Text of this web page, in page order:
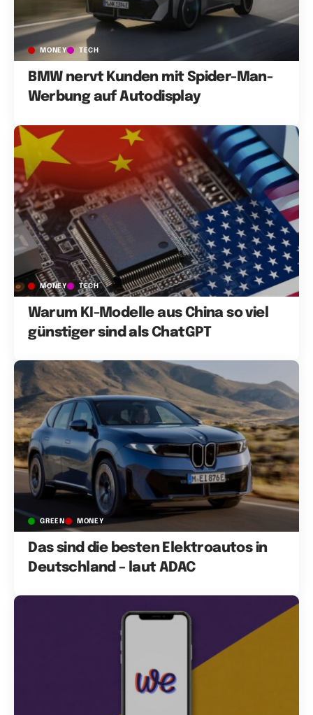
MONEY TECH
BMW nervt Kunden mit Spider-Man-
Werbung auf Autodisplay
MONEY TECH
Warum KI-Modelle aus China so viel
günstiger sind als ChatGPT
GREEN MONEY
Das sind die besten Elektroautos in
Deutschland – laut ADAC